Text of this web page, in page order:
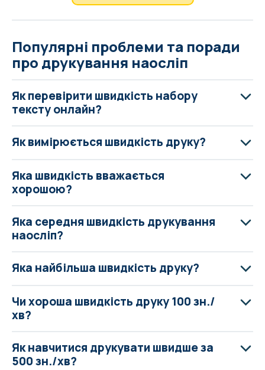
Популярні проблеми та поради
про друкування наосліп
Як перевірити швидкість набору
тексту онлайн?
Як вимірюється швидкість друку?
Яка швидкість вважається
хорошою?
Яка середня швидкість друкування
наосліп?
Яка найбільша швидкість друку?
Чи хороша швидкість друку 100 зн./
хв?
Як навчитися друкувати швидше за
500 зн./хв?